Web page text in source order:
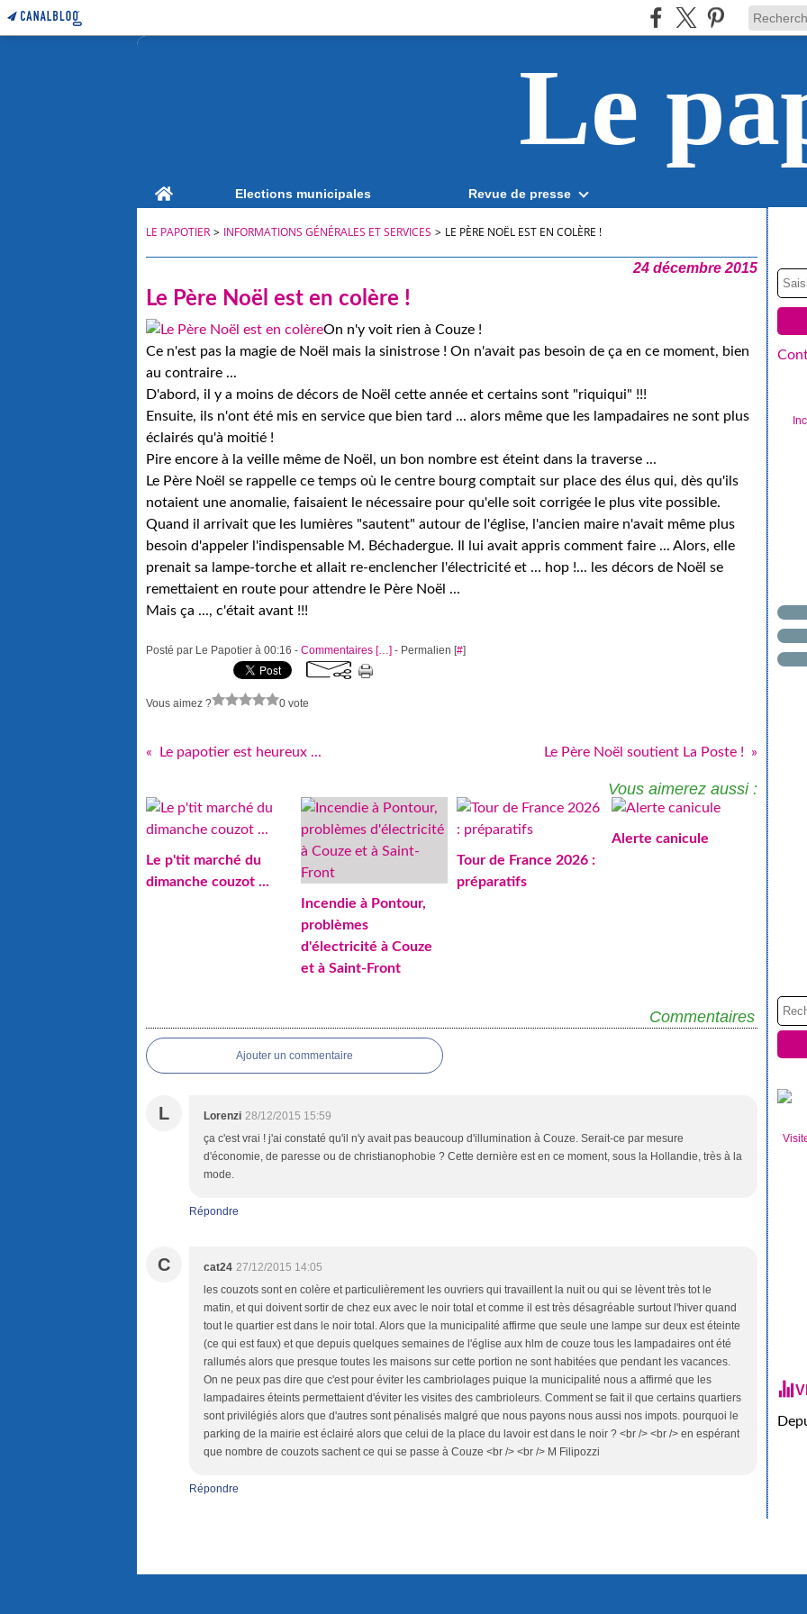
Le
Home Elections municipales Revue de presse
LE PAPOTIER > INFORMATIONS GÉNÉRALES ET SERVICES > LE PÈRE NOËL EST EN COLÈRE !
24 décembre 2015
Le Père Noël est en colère !
On n'y voit rien à Couze !
Ce n'est pas la magie de Noël mais la sinistrose ! On n'avait pas besoin de ça en ce moment, bien
au contraire ...
D'abord, il y a moins de décors de Noël cette année et certains sont "riquiqui" !!!
Ensuite, ils n'ont été mis en service que bien tard ... alors même que les lampadaires ne sont plus
éclairés qu'à moitié !
Pire encore à la veille même de Noël, un bon nombre est éteint dans la traverse ...
Le Père Noël se rappelle ce temps où le centre bourg comptait sur place des élus qui, dès qu'ils
notaient une anomalie, faisaient le nécessaire pour qu'elle soit corrigée le plus vite possible.
Quand il arrivait que les lumières "sautent" autour de l'église, l'ancien maire n'avait même plus
besoin d'appeler l'indispensable M. Béchadergue. Il lui avait appris comment faire ... Alors, elle
prenait sa lampe-torche et allait re-enclencher l'électricité et ... hop !... les décors de Noël se
remettaient en route pour attendre le Père Noël ...
Mais ça ..., c'était avant !!!
Posté par Le Papotier à 00:16 - Commentaires […] - Permalien [#]
Vous aimez ? 0 vote
Le papotier est heureux ... Le Père Noël soutient La Poste !
Vous aimerez aussi :
Le p'tit marché du
dimanche couzot ...
Incendie à Pontour,
problèmes
d'électricité à Couze
et à Saint-Front
Tour de France 2026 :
préparatifs
Alerte canicule
Commentaires
Ajouter un commentaire
L Lorenzi 28/12/2015 15:59
ça c'est vrai ! j'ai constaté qu'il n'y avait pas beaucoup d'illumination à Couze. Serait-ce par mesure
d'économie, de paresse ou de christianophobie ? Cette dernière est en ce moment, sous la Hollandie, très à la
mode.
Répondre
C cat24 27/12/2015 14:05
les couzots sont en colère et particulièrement les ouvriers qui travaillent la nuit ou qui se lèvent très tot le
matin, et qui doivent sortir de chez eux avec le noir total et comme il est très désagréable surtout l'hiver quand
tout le quartier est dans le noir total. Alors que la municipalité affirme que seule une lampe sur deux est éteinte
(ce qui est faux) et que depuis quelques semaines de l'église aux hlm de couze tous les lampadaires ont été
rallumés alors que presque toutes les maisons sur cette portion ne sont habitées que pendant les vacances.
On ne peux pas dire que c'est pour éviter les cambriolages puique la municipalité nous a affirmé que les
lampadaires éteints permettaient d'éviter les visites des cambrioleurs. Comment se fait il que certains quartiers
sont privilégiés alors que d'autres sont pénalisés malgré que nous payons nous aussi nos impots. pourquoi le
parking de la mairie est éclairé alors que celui de la place du lavoir est dans le noir ? <br /> <br /> en espérant
que nombre de couzots sachent ce qui se passe à Couze <br /> <br /> M Filipozzi
Répondre